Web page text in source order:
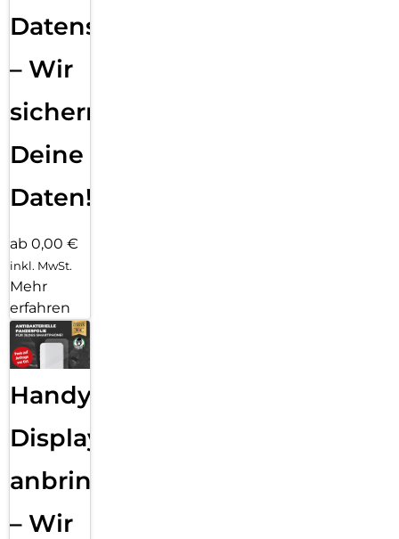
Datensicherung
– Wir
sichern
Deine
Daten!
ab 0,00 €
inkl. MwSt.
Mehr
erfahren
Handy
Displayfolie
anbringen
– Wir